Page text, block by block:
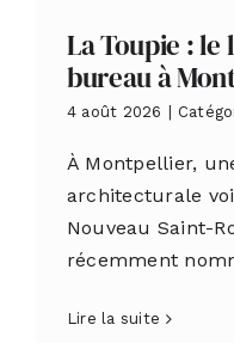
La Toupie :
bureau à
4 août 2026
À Montpellier,
architecturale
Nouveau Saint-
récemment
Lire la suite